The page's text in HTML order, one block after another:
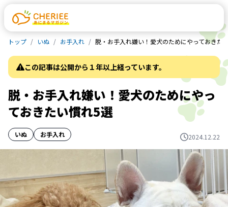
トップ いぬ お手入れ 脱・お手入れ嫌い！愛犬のためにやっておきた
この記事は公開から１年以上経っています。
脱・お手入れ嫌い！愛犬のためにやっ
ておきたい慣れ5選
いぬ お手入れ 2024.12.22